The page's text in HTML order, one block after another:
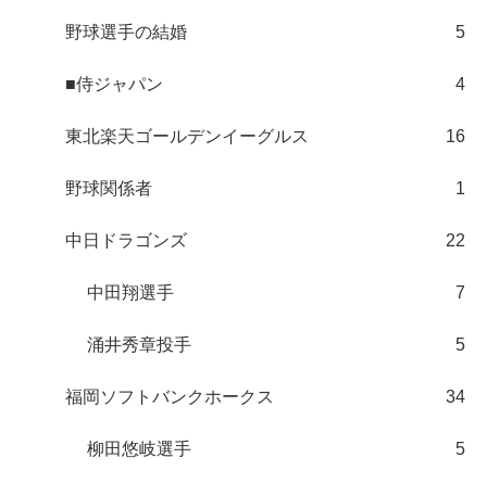
野球選手の結婚 5
■侍ジャパン 4
東北楽天ゴールデンイーグルス 16
野球関係者 1
中日ドラゴンズ 22
中田翔選手 7
涌井秀章投手 5
福岡ソフトバンクホークス 34
柳田悠岐選手 5